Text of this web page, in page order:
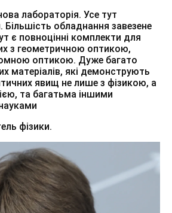
лабораторія. Усе тут
Більшість обладнання завезене
є повноцінні комплекти для
з геометричною оптикою,
оптикою. Дуже багато
матеріалів, які демонструють
явищ не лише з фізикою, а
та багатьма іншими
фізики.